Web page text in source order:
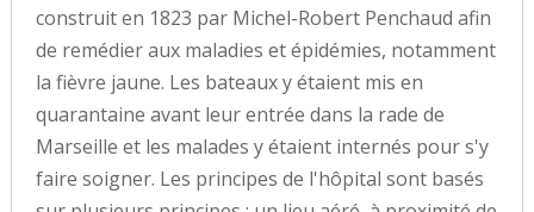
construit en 1823 par Michel-Robert Penchaud afin
de remédier aux maladies et épidémies, notamment
la fièvre jaune. Les bateaux y étaient mis en
quarantaine avant leur entrée dans la rade de
Marseille et les malades y étaient internés pour s'y
faire soigner. Les principes de l'hôpital sont basés